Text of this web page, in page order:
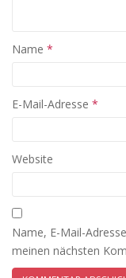
Name *
E-Mail-Adresse *
Website
Name, E-Mail-
meinen nächsten